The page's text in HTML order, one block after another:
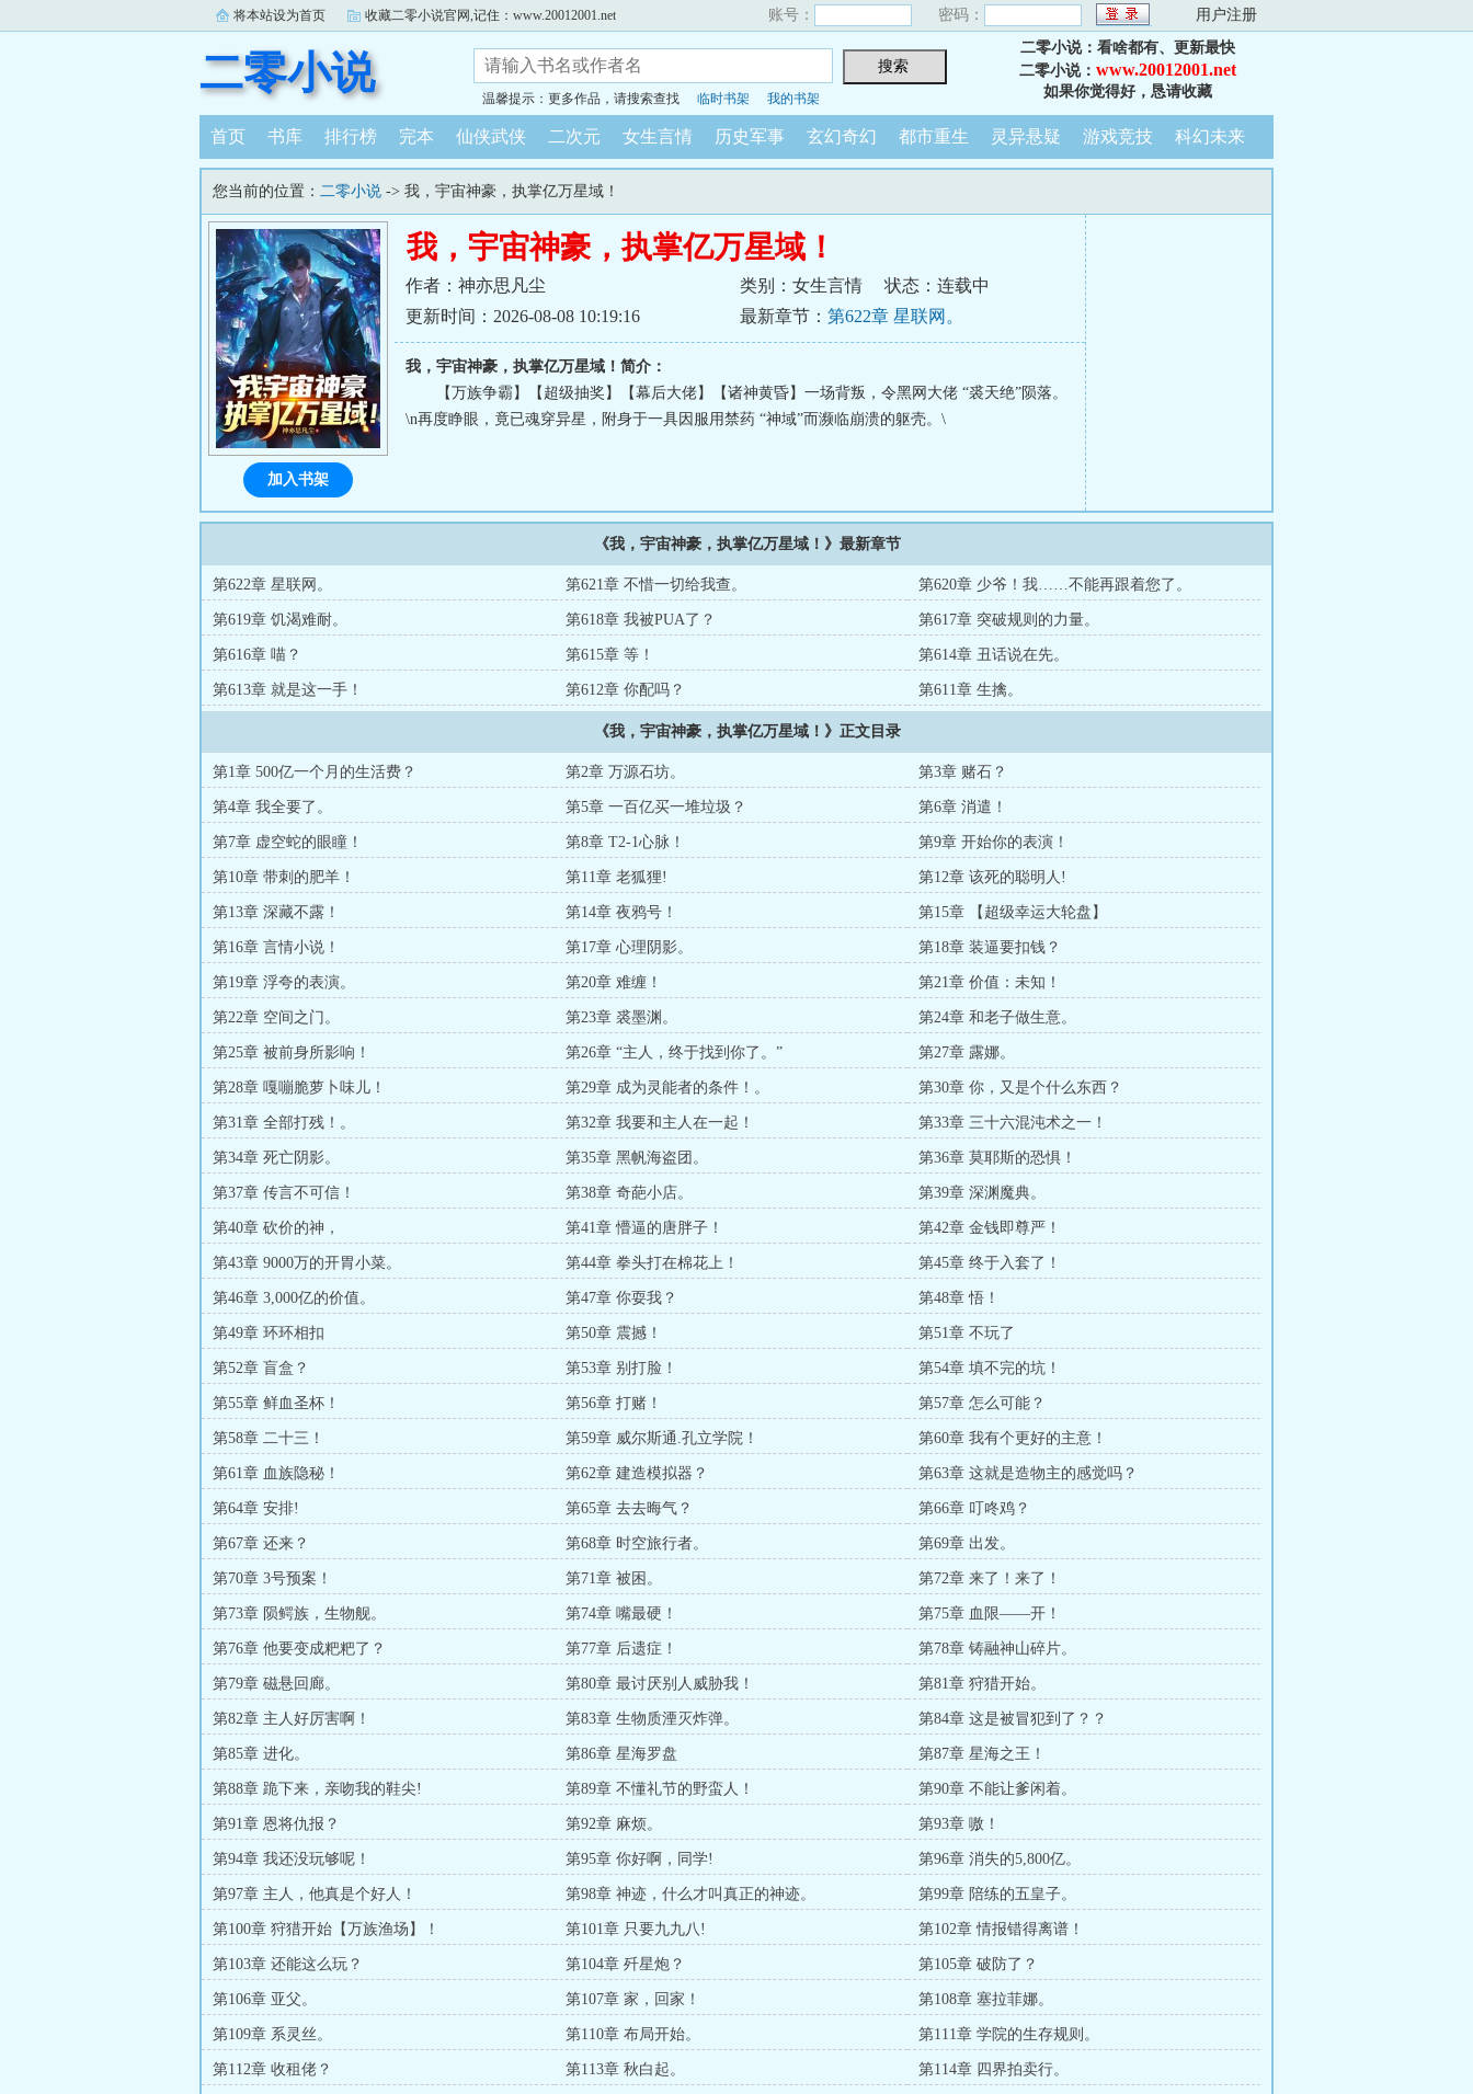
将本站设为首页 收藏二零小说官网,记住：www.20012001.net 账号： 密码： 用户注册
二零小说
温馨提示：更多作品，请搜索查找 临时书架 我的书架
二零小说：看啥都有、更新最快
二零小说： www.20012001.net
如果你觉得好，恳请收藏
首页 书库 排行榜 完本 仙侠武侠 二次元 女生言情 历史军事 玄幻奇幻 都市重生 灵异悬疑 游戏竞技 科幻未来
您当前的位置： 二零小说 -> 我，宇宙神豪，执掌亿万星域！
我，宇宙神豪，执掌亿万星域！
作者：神亦思凡尘 类别：女生言情
状态：连载中
更新时间：2026-08-08 10:19:16
最新章节： 第622章 星联网。
我，宇宙神豪，执掌亿万星域！简介：
【万族争霸】【超级抽奖】【幕后大佬】【诸神黄昏】一场背叛，令黑网大佬 “裘天绝”陨落。
\n再度睁眼，竟已魂穿异星，附身于一具因服用禁药 “神域”而濒临崩溃的躯壳。\
加入书架
《我，宇宙神豪，执掌亿万星域！》最新章节
第622章 星联网。 第621章 不惜一切给我查。 第620章 少爷！我……不能再跟着您了。
第619章 饥渴难耐。 第618章 我被PUA了？ 第617章 突破规则的力量。
第616章 喵？ 第615章 等！ 第614章 丑话说在先。
第613章 就是这一手！ 第612章 你配吗？ 第611章 生擒。
《我，宇宙神豪，执掌亿万星域！》正文目录
第1章 500亿一个月的生活费？ 第2章 万源石坊。 第3章 赌石？
第4章 我全要了。 第5章 一百亿买一堆垃圾？ 第6章 消遣！
第7章 虚空蛇的眼瞳！ 第8章 T2-1心脉！ 第9章 开始你的表演！
第10章 带刺的肥羊！ 第11章 老狐狸! 第12章 该死的聪明人!
第13章 深藏不露！ 第14章 夜鸦号！ 第15章 【超级幸运大轮盘】
第16章 言情小说！ 第17章 心理阴影。 第18章 装逼要扣钱？
第19章 浮夸的表演。 第20章 难缠！ 第21章 价值：未知！
第22章 空间之门。 第23章 裘墨渊。 第24章 和老子做生意。
第25章 被前身所影响！ 第26章 “主人，终于找到你了。” 第27章 露娜。
第28章 嘎嘣脆萝卜味儿！ 第29章 成为灵能者的条件！。 第30章 你，又是个什么东西？
第31章 全部打残！。 第32章 我要和主人在一起！ 第33章 三十六混沌术之一！
第34章 死亡阴影。 第35章 黑帆海盗团。 第36章 莫耶斯的恐惧！
第37章 传言不可信！ 第38章 奇葩小店。 第39章 深渊魔典。
第40章 砍价的神， 第41章 懵逼的唐胖子！ 第42章 金钱即尊严！
第43章 9000万的开胃小菜。 第44章 拳头打在棉花上！ 第45章 终于入套了！
第46章 3,000亿的价值。 第47章 你耍我？ 第48章 悟！
第49章 环环相扣 第50章 震撼！ 第51章 不玩了
第52章 盲盒？ 第53章 别打脸！ 第54章 填不完的坑！
第55章 鲜血圣杯！ 第56章 打赌！ 第57章 怎么可能？
第58章 二十三！ 第59章 威尔斯通.孔立学院！ 第60章 我有个更好的主意！
第61章 血族隐秘！ 第62章 建造模拟器？ 第63章 这就是造物主的感觉吗？
第64章 安排! 第65章 去去晦气？ 第66章 叮咚鸡？
第67章 还来？ 第68章 时空旅行者。 第69章 出发。
第70章 3号预案！ 第71章 被困。 第72章 来了！来了！
第73章 陨鳄族，生物舰。 第74章 嘴最硬！ 第75章 血限——开！
第76章 他要变成粑粑了？ 第77章 后遗症！ 第78章 铸融神山碎片。
第79章 磁悬回廊。 第80章 最讨厌别人威胁我！ 第81章 狩猎开始。
第82章 主人好厉害啊！ 第83章 生物质湮灭炸弹。 第84章 这是被冒犯到了？？
第85章 进化。 第86章 星海罗盘 第87章 星海之王！
第88章 跪下来，亲吻我的鞋尖! 第89章 不懂礼节的野蛮人！ 第90章 不能让爹闲着。
第91章 恩将仇报？ 第92章 麻烦。 第93章 嗷！
第94章 我还没玩够呢！ 第95章 你好啊，同学! 第96章 消失的5,800亿。
第97章 主人，他真是个好人！ 第98章 神迹，什么才叫真正的神迹。 第99章 陪练的五皇子。
第100章 狩猎开始【万族渔场】！ 第101章 只要九九八! 第102章 情报错得离谱！
第103章 还能这么玩？ 第104章 歼星炮？ 第105章 破防了？
第106章 亚父。 第107章 家，回家！ 第108章 塞拉菲娜。
第109章 系灵丝。 第110章 布局开始。 第111章 学院的生存规则。
第112章 收租佬？ 第113章 秋白起。 第114章 四界拍卖行。